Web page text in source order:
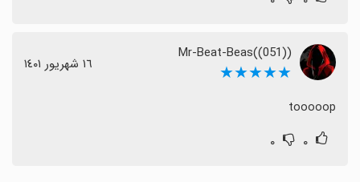
Mr-Beat-Beas((051))
★★★★★ ١٦ شهریور ١٤٠١
tooooop
۰ ۰